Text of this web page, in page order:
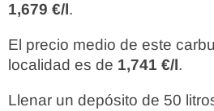
1,679 €/l.
El precio medio de este
localidad es de 1,741 €/l.
Llenar un depósito de 50